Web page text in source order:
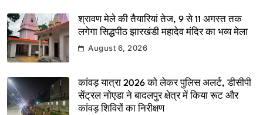
श्रावण मेले की तैयारियां तेज, 9 से 11 अगस्त तक
लगेगा सिद्धपीठ झारखंडी महादेव मंदिर का भव्य मेला
August 6, 2026
कांवड़ यात्रा 2026 को लेकर पुलिस अलर्ट, डीसीपी
सेंट्रल नोएडा ने बादलपुर क्षेत्र में किया रूट और
कांवड़ शिविरों का निरीक्षण